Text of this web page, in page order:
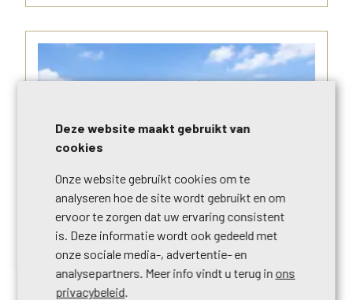
9770
3
Deze website maakt gebruikt van
cookies
Onze website gebruikt cookies om te
analyseren hoe de site wordt gebruikt en om
ervoor te zorgen dat uw ervaring consistent
is. Deze informatie wordt ook gedeeld met
onze sociale media-, advertentie- en
analysepartners. Meer info vindt u terug in ons
privacybeleid.